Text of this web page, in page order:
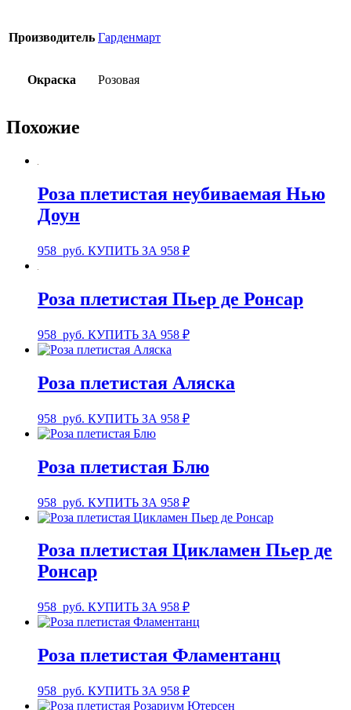
Производитель Гарденмарт
Окраска Розовая
Похожие
Роза плетистая неубиваемая Нью
Доун
958 руб. КУПИТЬ ЗА 958 ₽
Роза плетистая Пьер де Ронсар
958 руб. КУПИТЬ ЗА 958 ₽
Роза плетистая Аляска
958 руб. КУПИТЬ ЗА 958 ₽
Роза плетистая Блю
958 руб. КУПИТЬ ЗА 958 ₽
Роза плетистая Цикламен Пьер де
Ронсар
958 руб. КУПИТЬ ЗА 958 ₽
Роза плетистая Фламентанц
958 руб. КУПИТЬ ЗА 958 ₽